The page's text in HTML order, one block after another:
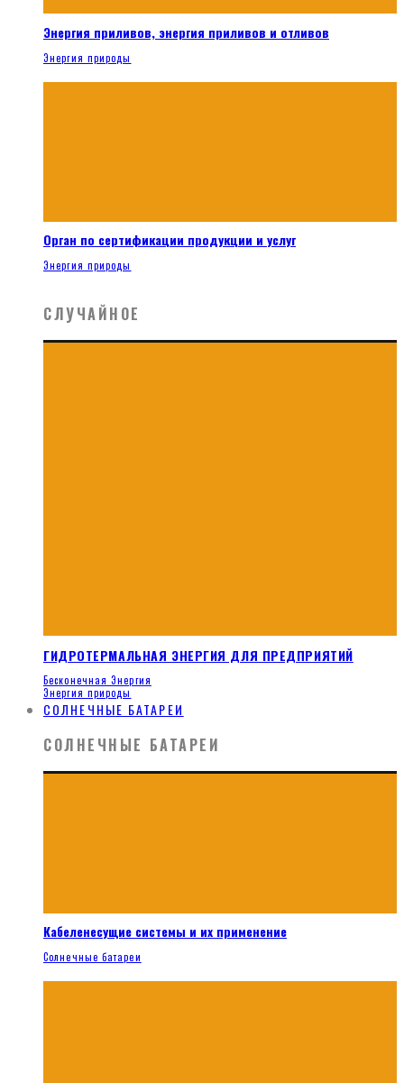
Энергия приливов, энергия приливов и отливов
Энергия природы
Орган по сертификации продукции и услуг
Энергия природы
СЛУЧАЙНОЕ
ГИДРОТЕРМАЛЬНАЯ ЭНЕРГИЯ ДЛЯ ПРЕДПРИЯТИЙ
Бесконечная Энергия
Энергия природы
СОЛНЕЧНЫЕ БАТАРЕИ
СОЛНЕЧНЫЕ БАТАРЕИ
Кабеленесущие системы и их применение
Солнечные батареи